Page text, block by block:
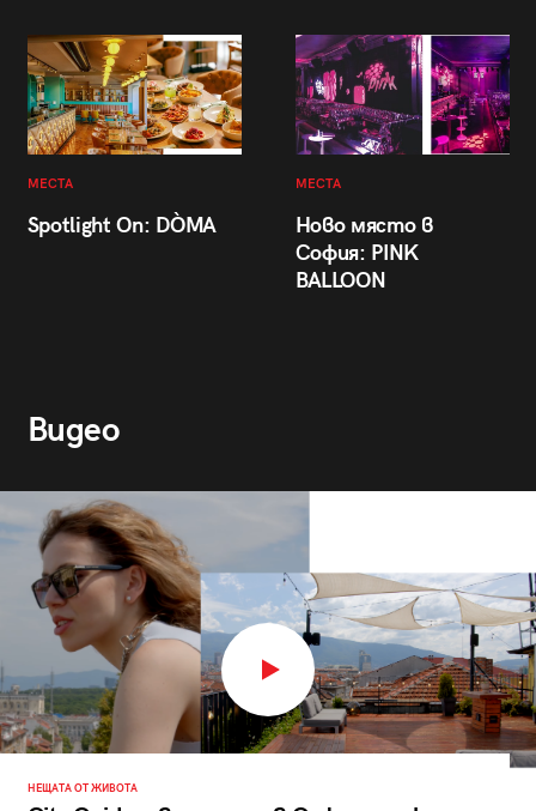
МЕСТА
Spotlight On: DÒMA
МЕСТА
Ново място в
София: PINK
BALLOON
Видео
НЕЩАТА ОТ ЖИВОТА